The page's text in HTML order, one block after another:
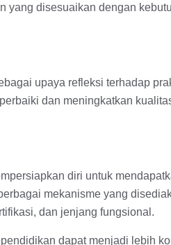
yang disesuaikan dengan
upaya refleksi terhadap
dan meningkatkan
diri untuk
mekanisme yang
dan jenjang fungsional.
dapat menjadi lebih